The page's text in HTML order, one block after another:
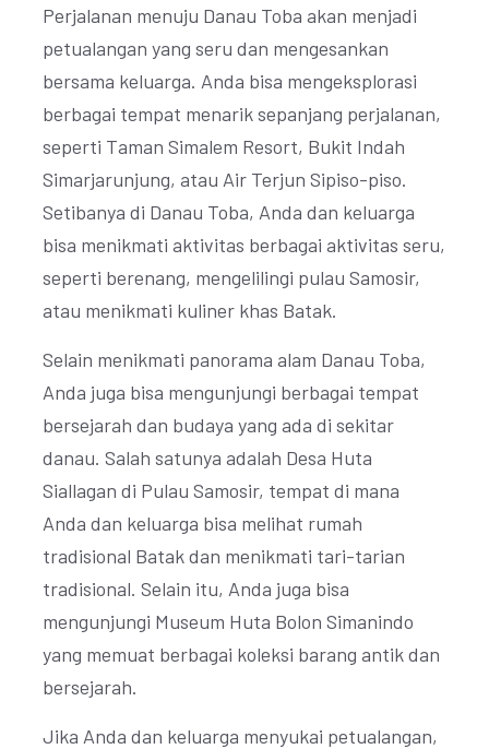
Perjalanan menuju Danau Toba akan menjadi
petualangan yang seru dan mengesankan
bersama keluarga. Anda bisa mengeksplorasi
berbagai tempat menarik sepanjang perjalanan,
seperti Taman Simalem Resort, Bukit Indah
Simarjarunjung, atau Air Terjun Sipiso-piso.
Setibanya di Danau Toba, Anda dan keluarga
bisa menikmati aktivitas berbagai aktivitas seru,
seperti berenang, mengelilingi pulau Samosir,
atau menikmati kuliner khas Batak.
Selain menikmati panorama alam Danau Toba,
Anda juga bisa mengunjungi berbagai tempat
bersejarah dan budaya yang ada di sekitar
danau. Salah satunya adalah Desa Huta
Siallagan di Pulau Samosir, tempat di mana
Anda dan keluarga bisa melihat rumah
tradisional Batak dan menikmati tari-tarian
tradisional. Selain itu, Anda juga bisa
mengunjungi Museum Huta Bolon Simanindo
yang memuat berbagai koleksi barang antik dan
bersejarah.
Jika Anda dan keluarga menyukai petualangan,